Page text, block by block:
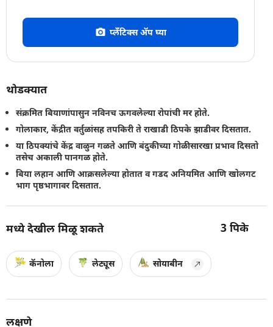
प्लँटिक्स अ‍ॅप घ्या
थोडक्यात
संक्रमित बियाणांपासुन नविनच ऊगवलेल्या रोपांची मर होते.
गोलाकार, केंद्रीत वर्तुळांसह तपकिरी ते राखाडी ठिपके झाडीवर दिसतात.
या ठिपक्यांचे केंद्र वाळुन गळते आणि बंदुकीच्या गोळीसारखा प्रभाव दिसतो
तसेच अकाली पानगळ होते.
बिया लहान आणि आक्रसलेल्या होतात व गडद अनियमित आणि खोलगट
भाग पृष्ठभागावर दिसतात.
मध्ये देखील मिळू शकते 3 पिके
कॅनोला लेट्यूस सोयाबीन
लक्षणे